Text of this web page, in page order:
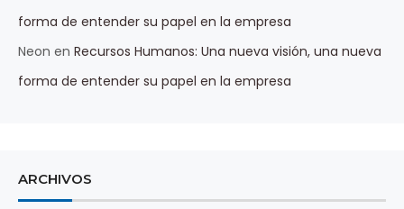
forma de entender su papel en la empresa
Neon en Recursos Humanos: Una nueva visión, una nueva
forma de entender su papel en la empresa
ARCHIVOS